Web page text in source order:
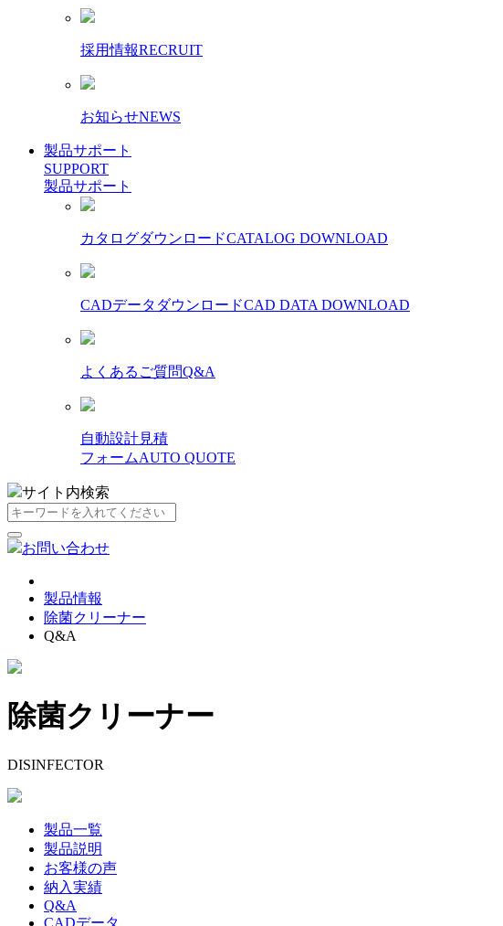
採用情報RECRUIT
お知らせNEWS
製品サポート
SUPPORT
製品サポート
カタログダウンロードCATALOG DOWNLOAD
CADデータダウンロードCAD DATA DOWNLOAD
よくあるご質問Q&A
自動設計見積
フォームAUTO QUOTE
サイト内検索
お問い合わせ
製品情報
除菌クリーナー
Q&A
除菌クリーナー
DISINFECTOR
製品一覧
製品説明
お客様の声
納入実績
Q&A
CADデータ